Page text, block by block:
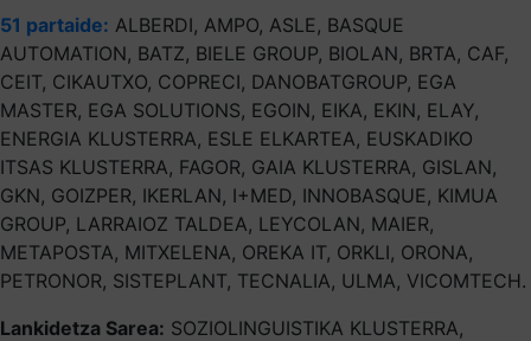
51 partaide: ALBERDI, AMPO, ASLE, BASQUE
AUTOMATION, BATZ, BIELE GROUP, BIOLAN, BRTA, CAF,
CEIT, CIKAUTXO, COPRECI, DANOBATGROUP, EGA
MASTER, EGA SOLUTIONS, EGOIN, EIKA, EKIN, ELAY,
ENERGIA KLUSTERRA, ESLE ELKARTEA, EUSKADIKO
ITSAS KLUSTERRA, FAGOR, GAIA KLUSTERRA, GISLAN,
GKN, GOIZPER, IKERLAN, I+MED, INNOBASQUE, KIMUA
GROUP, LARRAIOZ TALDEA, LEYCOLAN, MAIER,
METAPOSTA, MITXELENA, OREKA IT, ORKLI, ORONA,
PETRONOR, SISTEPLANT, TECNALIA, ULMA, VICOMTECH.
Lankidetza Sarea: SOZIOLINGUISTIKA KLUSTERRA,